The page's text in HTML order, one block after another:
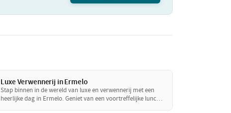
Luxe Verwennerij in Ermelo
Stap binnen in de wereld van luxe en verwennerij met een
heerlijke dag in Ermelo. Geniet van een voortreffelijke lunch